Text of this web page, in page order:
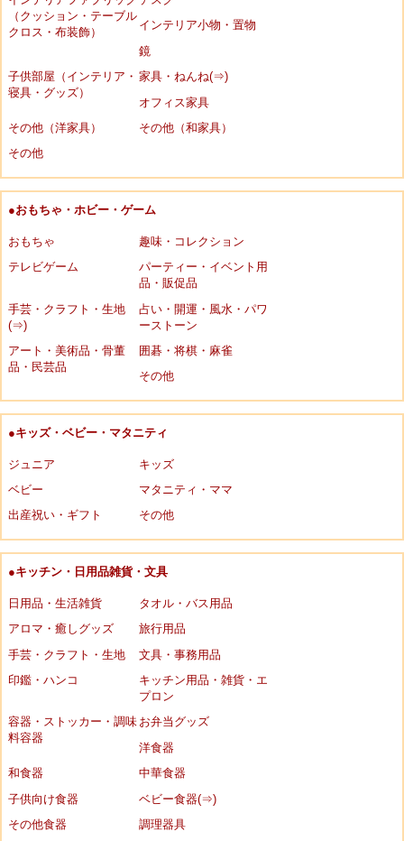
（クッション・テーブル
クロス・布装飾）
インテリア小物・置物
鏡
子供部屋（インテリア・
寝具・グッズ）
家具・ねんね(⇒)
オフィス家具
その他（洋家具）
その他（和家具）
その他
●おもちゃ・ホビー・ゲーム
おもちゃ
趣味・コレクション
テレビゲーム
パーティー・イベント用
品・販促品
手芸・クラフト・生地
(⇒)
占い・開運・風水・パワ
ーストーン
アート・美術品・骨董
品・民芸品
囲碁・将棋・麻雀
その他
●キッズ・ベビー・マタニティ
ジュニア
キッズ
ベビー
マタニティ・ママ
出産祝い・ギフト
その他
●キッチン・日用品雑貨・文具
日用品・生活雑貨
タオル・バス用品
アロマ・癒しグッズ
旅行用品
手芸・クラフト・生地
文具・事務用品
印鑑・ハンコ
キッチン用品・雑貨・エ
プロン
容器・ストッカー・調味
料容器
お弁当グッズ
洋食器
和食器
中華食器
子供向け食器
ベビー食器(⇒)
その他食器
調理器具